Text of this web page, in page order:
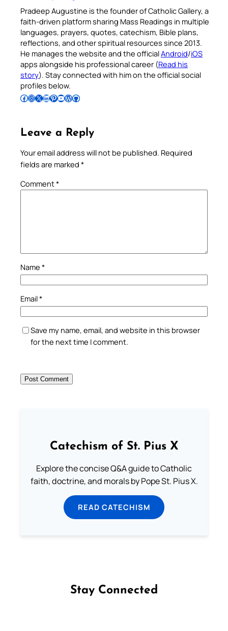
Pradeep Augustine is the founder of Catholic Gallery, a
faith-driven platform sharing Mass Readings in multiple
languages, prayers, quotes, catechism, Bible plans,
reflections, and other spiritual resources since 2013.
He manages the website and the officialAndroid/iOS
apps alongside his professional career (Read his
story). Stay connected with him on the official social
profiles below.
Follow Pradeep on Facebook Follow Pradeep on InstagramFollow Pradeep on X Follow Pradeep on LinkedIn Follow Pradeep on Pinterest Subscribe to Pradeep’s Youtube Channel Follow Pradeep on WordPress Follow Pradeep on GitHub
Leave a Reply
Your email address will not be published. Required
fields are marked *
Comment*
Name *
Email*
Save my name, email, and website in this browser
for the next time I comment.
Catechism of St. Pius X
Explore the concise Q&A guide to Catholic
faith, doctrine, and morals by Pope St. Pius X.
READ CATECHISM
Stay Connected